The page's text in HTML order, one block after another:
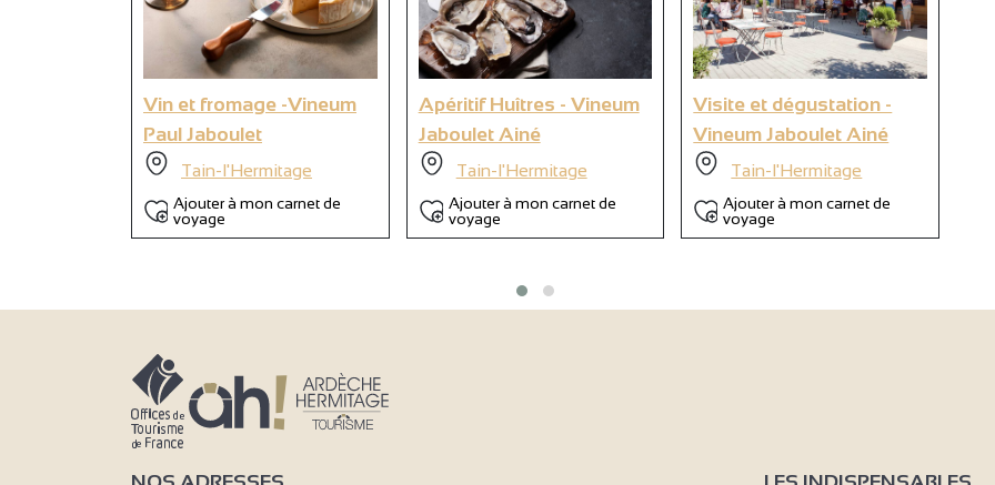
9
6
Vin et fromage -Vineum
Paul Jaboulet
Tain-l'Hermitage
Ajouter à mon carnet de
voyage
Apéritif Huîtres - Vineum
Jaboulet Ainé
Tain-l'Hermitage
Ajouter à mon carnet de
voyage
Visite et dégustation -
Vineum Jaboulet Ainé
Tain-l'Hermitage
Ajouter à mon carnet de
voyage